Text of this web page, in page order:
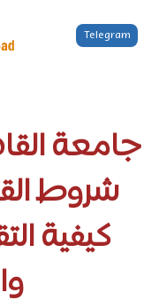
المحتوى
Telegram
جامعة
شروط
كيفية